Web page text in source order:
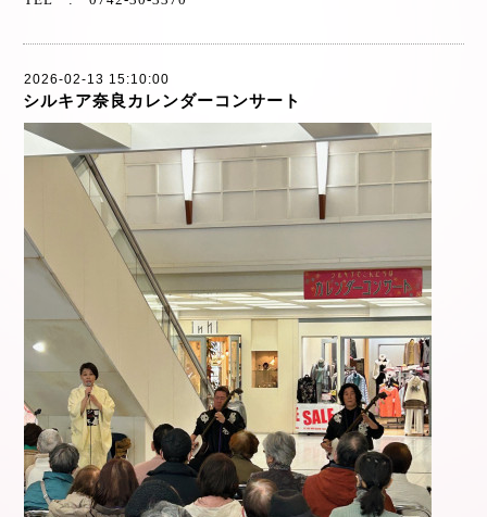
2026-02-13 15:10:00
シルキア奈良カレンダーコンサート